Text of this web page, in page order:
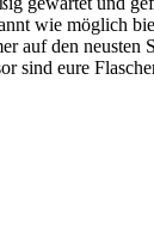
wie möglich
auf den neusten
sind eure